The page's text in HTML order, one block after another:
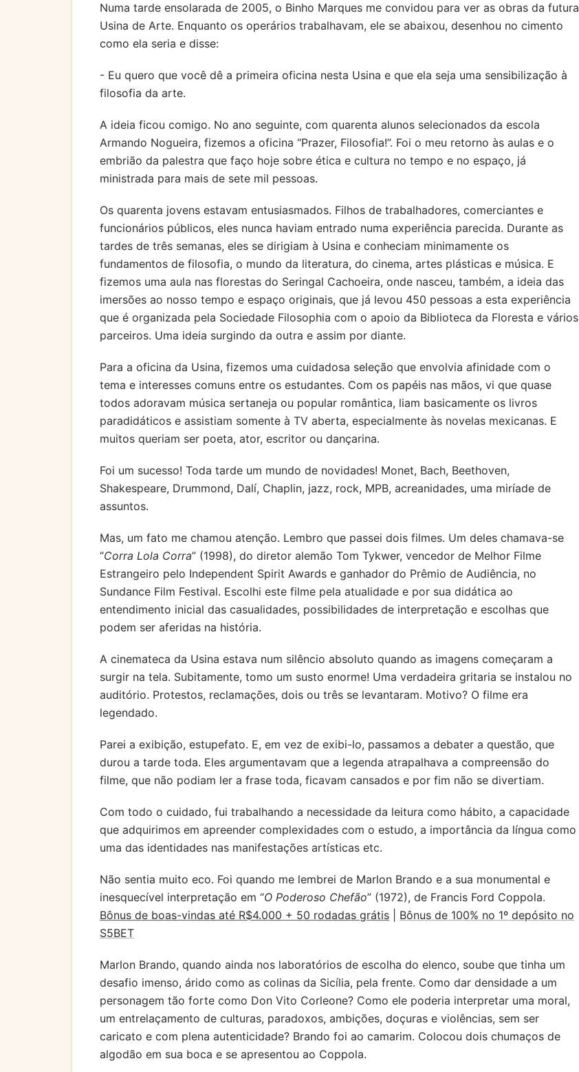
Numa tarde ensolarada de 2005, o Binho Marques me convidou para ver as obras da futura
Usina de Arte. Enquanto os operários trabalhavam, ele se abaixou, desenhou no cimento
como ela seria e disse:
- Eu quero que você dê a primeira oficina nesta Usina e que ela seja uma sensibilização à
filosofia da arte.
A ideia ficou comigo. No ano seguinte, com quarenta alunos selecionados da escola
Armando Nogueira, fizemos a oficina “Prazer, Filosofia!”. Foi o meu retorno às aulas e o
embrião da palestra que faço hoje sobre ética e cultura no tempo e no espaço, já
ministrada para mais de sete mil pessoas.
Os quarenta jovens estavam entusiasmados. Filhos de trabalhadores, comerciantes e
funcionários públicos, eles nunca haviam entrado numa experiência parecida. Durante as
tardes de três semanas, eles se dirigiam à Usina e conheciam minimamente os
fundamentos de filosofia, o mundo da literatura, do cinema, artes plásticas e música. E
fizemos uma aula nas florestas do Seringal Cachoeira, onde nasceu, também, a ideia das
imersões ao nosso tempo e espaço originais, que já levou 450 pessoas a esta experiência
que é organizada pela Sociedade Filosophia com o apoio da Biblioteca da Floresta e vários
parceiros. Uma ideia surgindo da outra e assim por diante.
Para a oficina da Usina, fizemos uma cuidadosa seleção que envolvia afinidade com o
tema e interesses comuns entre os estudantes. Com os papéis nas mãos, vi que quase
todos adoravam música sertaneja ou popular romântica, liam basicamente os livros
paradidáticos e assistiam somente à TV aberta, especialmente às novelas mexicanas. E
muitos queriam ser poeta, ator, escritor ou dançarina.
Foi um sucesso! Toda tarde um mundo de novidades! Monet, Bach, Beethoven,
Shakespeare, Drummond, Dalí, Chaplin, jazz, rock, MPB, acreanidades, uma miríade de
assuntos.
Mas, um fato me chamou atenção. Lembro que passei dois filmes. Um deles chamava-se
“Corra Lola Corra” (1998), do diretor alemão Tom Tykwer, vencedor de Melhor Filme
Estrangeiro pelo Independent Spirit Awards e ganhador do Prêmio de Audiência, no
Sundance Film Festival. Escolhi este filme pela atualidade e por sua didática ao
entendimento inicial das casualidades, possibilidades de interpretação e escolhas que
podem ser aferidas na história.
A cinemateca da Usina estava num silêncio absoluto quando as imagens começaram a
surgir na tela. Subitamente, tomo um susto enorme! Uma verdadeira gritaria se instalou no
auditório. Protestos, reclamações, dois ou três se levantaram. Motivo? O filme era
legendado.
Parei a exibição, estupefato. E, em vez de exibi-lo, passamos a debater a questão, que
durou a tarde toda. Eles argumentavam que a legenda atrapalhava a compreensão do
filme, que não podiam ler a frase toda, ficavam cansados e por fim não se divertiam.
Com todo o cuidado, fui trabalhando a necessidade da leitura como hábito, a capacidade
que adquirimos em apreender complexidades com o estudo, a importância da língua como
uma das identidades nas manifestações artísticas etc.
Não sentia muito eco. Foi quando me lembrei de Marlon Brando e a sua monumental e
inesquecível interpretação em “O Poderoso Chefão” (1972), de Francis Ford Coppola.
Bônus de boas-vindas até R$4.000 + 50 rodadas grátis
Bônus de 100% no 1º depósito no
S5BET
Marlon Brando, quando ainda nos laboratórios de escolha do elenco, soube que tinha um
desafio imenso, árido como as colinas da Sicília, pela frente. Como dar densidade a um
personagem tão forte como Don Vito Corleone? Como ele poderia interpretar uma moral,
um entrelaçamento de culturas, paradoxos, ambições, doçuras e violências, sem ser
caricato e com plena autenticidade? Brando foi ao camarim. Colocou dois chumaços de
algodão em sua boca e se apresentou ao Coppola.